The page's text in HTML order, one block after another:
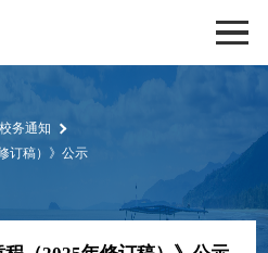
校务通知
订稿）》公示